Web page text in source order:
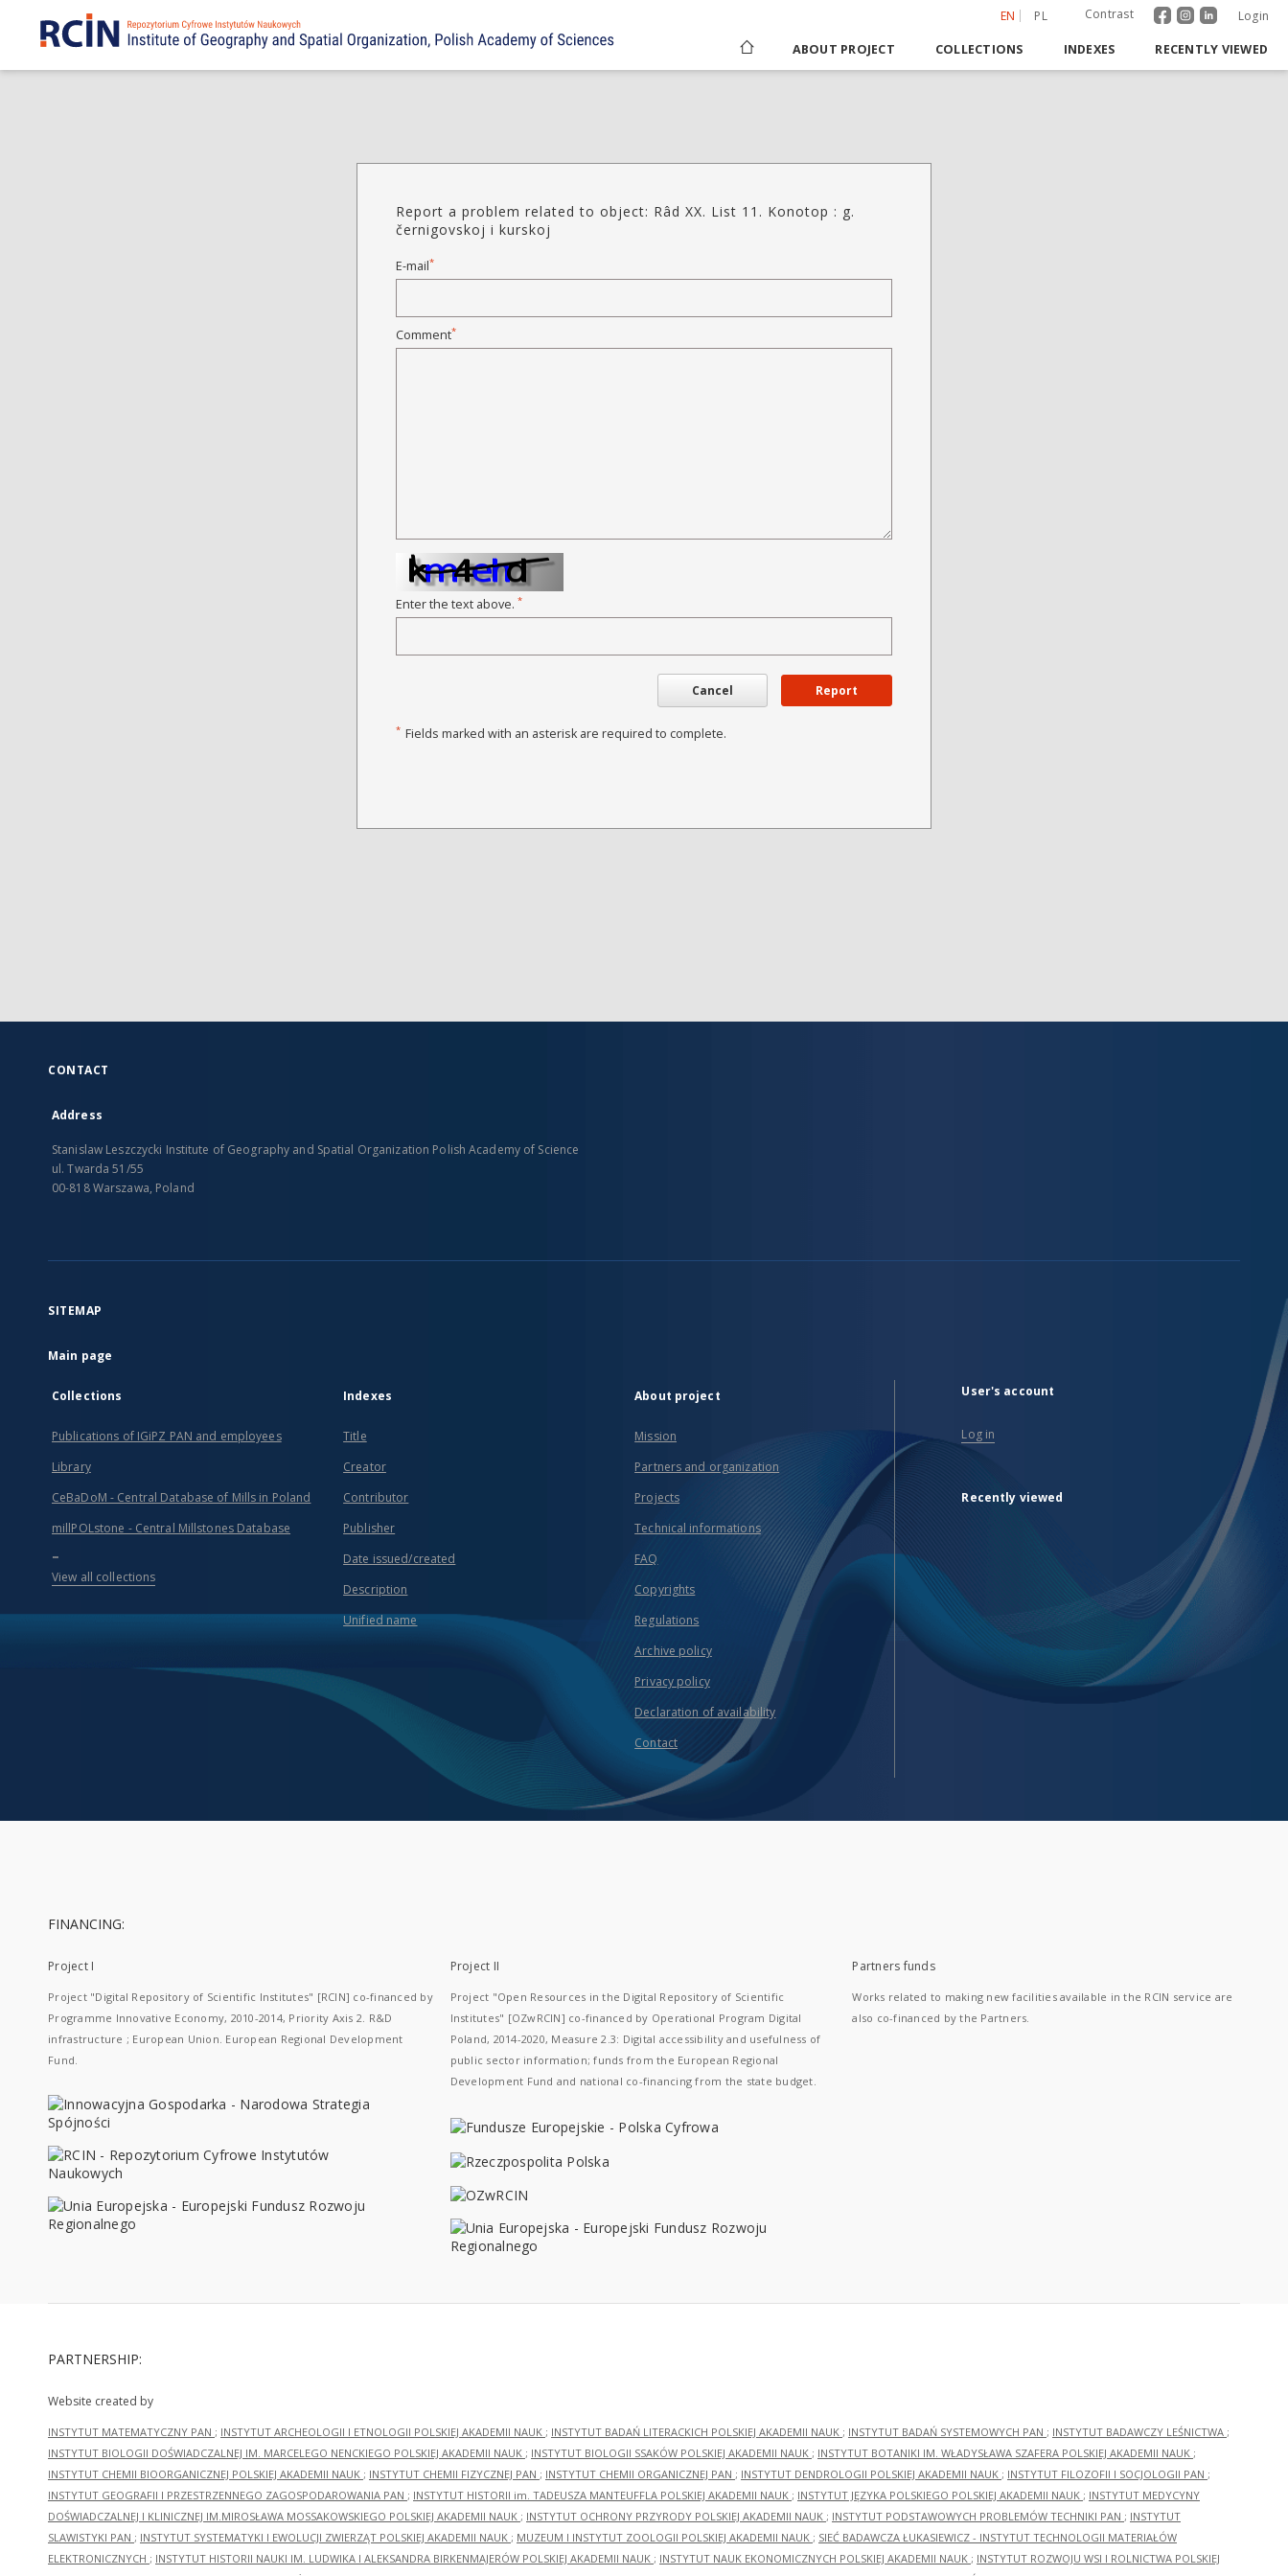
EN PL Contrast Login
ABOUT PROJECT COLLECTIONS INDEXES RECENTLY VIEWED
Report a problem related to object: Râd XX. List 11. Konotop : g.
černigovskoj i kurskoj
E-mail*
Comment*
Enter the text above. *
Cancel Report
* Fields marked with an asterisk are required to complete.
CONTACT
Address
Stanislaw Leszczycki Institute of Geography and Spatial Organization Polish Academy of Science
ul. Twarda 51/55
00-818 Warszawa, Poland
SITEMAP
Main page
Collections
Publications of IGiPZ PAN and employees
Library
CeBaDoM - Central Database of Mills in Poland
millPOLstone - Central Millstones Database
...
View all collections
Indexes
Title
Creator
Contributor
Publisher
Date issued/created
Description
Unified name
About project
Mission
Partners and organization
Projects
Technical informations
FAQ
Copyrights
Regulations
Archive policy
Privacy policy
Declaration of availability
Contact
User's account
Log in
Recently viewed
FINANCING:
Project I
Project "Digital Repository of Scientific Institutes" [RCIN] co-financed by
Programme Innovative Economy, 2010-2014, Priority Axis 2. R&D
infrastructure ; European Union. European Regional Development
Fund.
Project II
Project "Open Resources in the Digital Repository of Scientific
Institutes" [OZwRCIN] co-financed by Operational Program Digital
Poland, 2014-2020, Measure 2.3: Digital accessibility and usefulness of
public sector information; funds from the European Regional
Development Fund and national co-financing from the state budget.
Partners funds
Works related to making new facilities available in the RCIN service are
also co-financed by the Partners.
PARTNERSHIP:
Website created by
INSTYTUT MATEMATYCZNY PAN ; INSTYTUT ARCHEOLOGII I ETNOLOGII POLSKIEJ AKADEMII NAUK ; INSTYTUT BADAŃ LITERACKICH POLSKIEJ AKADEMII NAUK ; INSTYTUT BADAŃ SYSTEMOWYCH PAN ; INSTYTUT BADAWCZY LEŚNICTWA ;
INSTYTUT BIOLOGII DOŚWIADCZALNEJ IM. MARCELEGO NENCKIEGO POLSKIEJ AKADEMII NAUK ; INSTYTUT BIOLOGII SSAKÓW POLSKIEJ AKADEMII NAUK ; INSTYTUT BOTANIKI IM. WŁADYSŁAWA SZAFERA POLSKIEJ AKADEMII NAUK ;
INSTYTUT CHEMII BIOORGANICZNEJ POLSKIEJ AKADEMII NAUK ; INSTYTUT CHEMII FIZYCZNEJ PAN ; INSTYTUT CHEMII ORGANICZNEJ PAN ; INSTYTUT DENDROLOGII POLSKIEJ AKADEMII NAUK ; INSTYTUT FILOZOFII I SOCJOLOGII PAN ;
INSTYTUT GEOGRAFII I PRZESTRZENNEGO ZAGOSPODAROWANIA PAN ; INSTYTUT HISTORII im. TADEUSZA MANTEUFFLA POLSKIEJ AKADEMII NAUK ; INSTYTUT JĘZYKA POLSKIEGO POLSKIEJ AKADEMII NAUK ; INSTYTUT MEDYCYNY
DOŚWIADCZALNEJ I KLINICZNEJ IM.MIROSŁAWA MOSSAKOWSKIEGO POLSKIEJ AKADEMII NAUK ; INSTYTUT OCHRONY PRZYRODY POLSKIEJ AKADEMII NAUK ; INSTYTUT PODSTAWOWYCH PROBLEMÓW TECHNIKI PAN ; INSTYTUT
SLAWISTYKI PAN ; INSTYTUT SYSTEMATYKI I EWOLUCJI ZWIERZĄT POLSKIEJ AKADEMII NAUK ; MUZEUM I INSTYTUT ZOOLOGII POLSKIEJ AKADEMII NAUK ; SIEĆ BADAWCZA ŁUKASIEWICZ - INSTYTUT TECHNOLOGII MATERIAŁÓW
ELEKTRONICZNYCH ; INSTYTUT HISTORII NAUKI IM. LUDWIKA I ALEKSANDRA BIRKENMAJERÓW POLSKIEJ AKADEMII NAUK ; INSTYTUT NAUK EKONOMICZNYCH POLSKIEJ AKADEMII NAUK ; INSTYTUT ROZWOJU WSI I ROLNICTWA POLSKIEJ